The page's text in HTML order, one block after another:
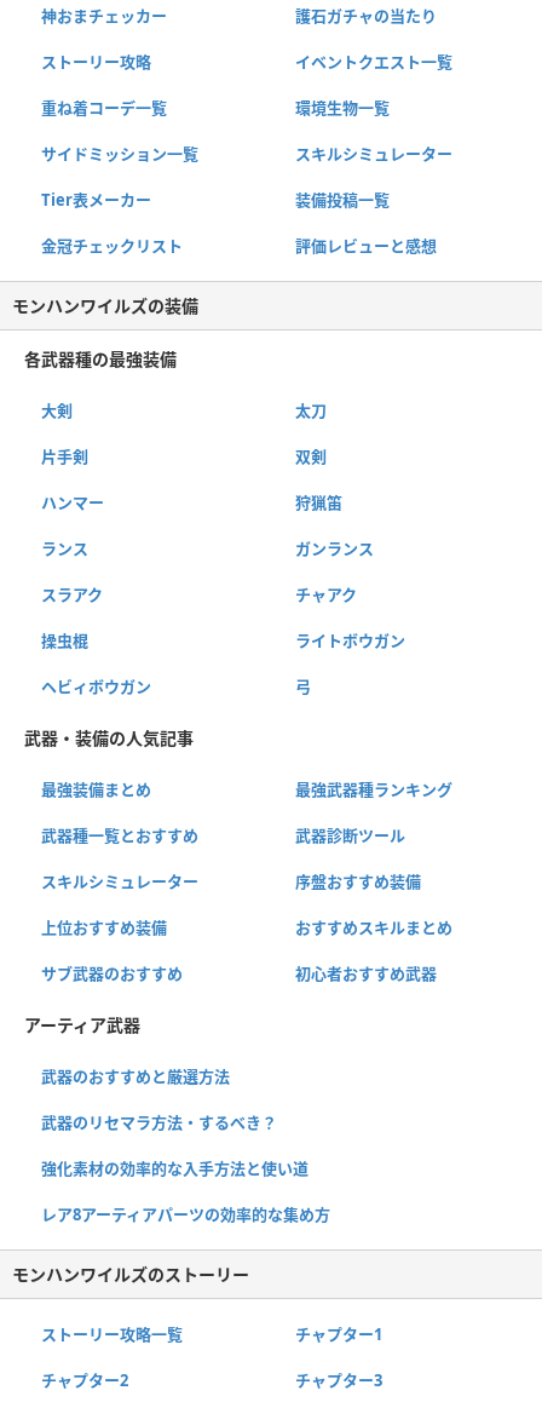
神おまチェッカー 護石ガチャの当たり
ストーリー攻略 イベントクエスト一覧
重ね着コーデ一覧 環境生物一覧
サイドミッション一覧 スキルシミュレーター
Tier表メーカー 装備投稿一覧
金冠チェックリスト 評価レビューと感想
モンハンワイルズの装備
各武器種の最強装備
大剣 太刀
片手剣 双剣
ハンマー 狩猟笛
ランス ガンランス
スラアク チャアク
操虫棍 ライトボウガン
ヘビィボウガン 弓
武器・装備の人気記事
最強装備まとめ 最強武器種ランキング
武器種一覧とおすすめ 武器診断ツール
スキルシミュレーター 序盤おすすめ装備
上位おすすめ装備 おすすめスキルまとめ
サブ武器のおすすめ 初心者おすすめ武器
アーティア武器
武器のおすすめと厳選方法
武器のリセマラ方法・するべき？
強化素材の効率的な入手方法と使い道
レア8アーティアパーツの効率的な集め方
モンハンワイルズのストーリー
ストーリー攻略一覧 チャプター1
チャプター2 チャプター3